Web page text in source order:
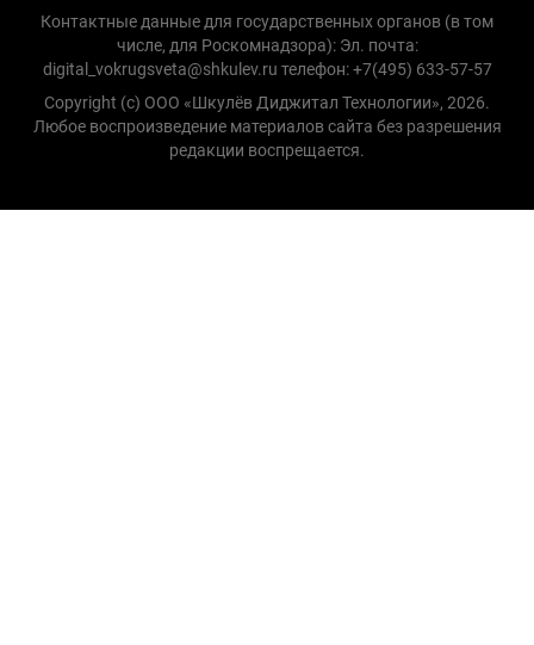
Контактные данные для государственных органов (в том
числе, для Роскомнадзора): Эл. почта:
digital_vokrugsveta@shkulev.ru телефон: +7(495) 633-57-57
Copyright (с) ООО «Шкулёв Диджитал Технологии», 2026.
Любое воспроизведение материалов сайта без разрешения
редакции воспрещается.